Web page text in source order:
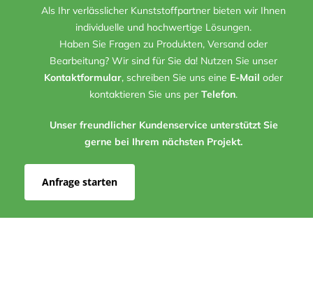
Als Ihr verlässlicher Kunststoffpartner bieten wir Ihnen
individuelle und hochwertige Lösungen.
Haben Sie Fragen zu Produkten, Versand oder
Bearbeitung? Wir sind für Sie da! Nutzen Sie unser
Kontaktformular, schreiben Sie uns eine E-Mail oder
kontaktieren Sie uns per Telefon.
Unser freundlicher Kundenservice unterstützt Sie
gerne bei Ihrem nächsten Projekt.
Anfrage starten